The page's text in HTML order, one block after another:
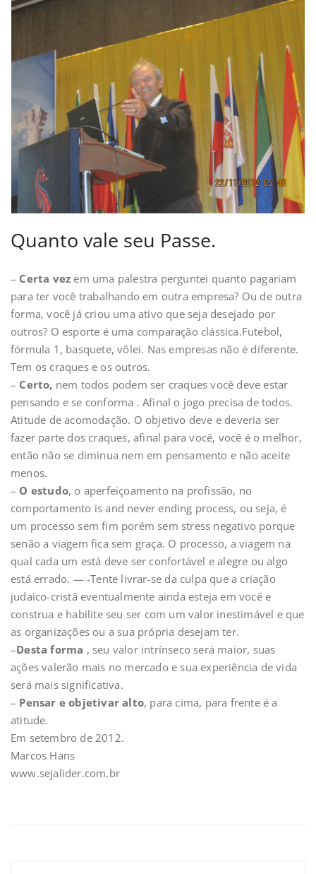
Quanto vale seu Passe.
– Certa vez em uma palestra perguntei quanto pagariam
para ter você trabalhando em outra empresa? Ou de outra
forma, você já criou uma ativo que seja desejado por
outros? O esporte é uma comparação clássica.Futebol,
fórmula 1, basquete, vôlei. Nas empresas não é diferente.
Tem os craques e os outros.
– Certo, nem todos podem ser craques você deve estar
pensando e se conforma . Afinal o jogo precisa de todos.
Atitude de acomodação. O objetivo deve e deveria ser
fazer parte dos craques, afinal para você, você é o melhor,
então não se diminua nem em pensamento e não aceite
menos.
– O estudo, o aperfeiçoamento na profissão, no
comportamento is and never ending process, ou seja, é
um processo sem fim porém sem stress negativo porque
senão a viagem fica sem graça. O processo, a viagem na
qual cada um está deve ser confortável e alegre ou algo
está errado. — -Tente livrar-se da culpa que a criação
judaico-cristã eventualmente ainda esteja em você e
construa e habilite seu ser com um valor inestimável e que
as organizações ou a sua própria desejam ter.
–Desta forma , seu valor intrínseco será maior, suas
ações valerão mais no mercado e sua experiência de vida
será mais significativa.
– Pensar e objetivar alto, para cima, para frente é a
atitude.
Em setembro de 2012.
Marcos Hans
www.sejalider.com.br